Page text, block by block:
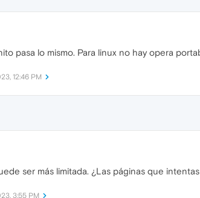
pasa lo mismo. Para linux no hay opera
12:46 PM
ser más limitada. ¿Las páginas que
3:55 PM